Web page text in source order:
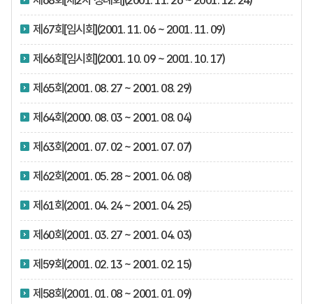
제67회[임시회](2001. 11. 06 ~ 2001. 11. 09)
제66회[임시회](2001. 10. 09 ~ 2001. 10. 17)
제65회(2001. 08. 27 ~ 2001. 08. 29)
제64회(2000. 08. 03 ~ 2001. 08. 04)
제63회(2001. 07. 02 ~ 2001. 07. 07)
제62회(2001. 05. 28 ~ 2001. 06. 08)
제61회(2001. 04. 24 ~ 2001. 04. 25)
제60회(2001. 03. 27 ~ 2001. 04. 03)
제59회(2001. 02. 13 ~ 2001. 02. 15)
제58회(2001. 01. 08 ~ 2001. 01. 09)